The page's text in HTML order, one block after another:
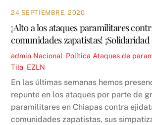
24 SEPTIEMBRE, 2020
¡Alto a los ataques paramilitares
comunidades zapatistas!
admin Nacional Política Ataques de
Tila EZLN
En las últimas semanas hemos
repunte en los ataques por parte de
paramilitares en Chiapas contra
comunidades zapatistas, sus